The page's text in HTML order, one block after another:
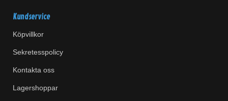
Kundservice
Köpvillkor
Sekretesspolicy
Kontakta oss
Lagershoppar